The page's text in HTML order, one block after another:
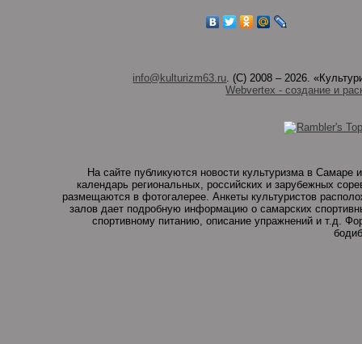
info@kulturizm63.ru . (C) 2008 – 2026.
Webvertex - создание и
На сайте публикуются новости культуризма в
календарь региональных, российских и зарубежных
размещаются в фотогалерее. Анкеты культуристов
залов дает подробную информацию о самарских
спортивному питанию, описание упражнений и т.д.